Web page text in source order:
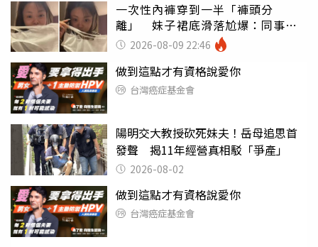
一次性內褲穿到一半「褲頭分
離」 妹子裙底滑落尬爆：同事全
看光2026-08-09 22:46
做到這點才有資格說愛你
台灣癌症基金會
陽明交大教授砍死妹夫！岳母追思首
發聲 揭11年經營真相駁「爭產」
2026-08-02
做到這點才有資格說愛你
台灣癌症基金會